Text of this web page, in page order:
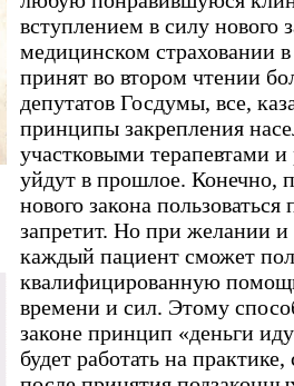
вступлением в силу нового
медицинском страховании
принят во втором чтении
депутатов Госдумы, все,
принципы закрепления
участковыми терапевтами
уйдут в прошлое. Конечно,
нового закона
запретит. Но при желании и
каждый пациент сможет
квалифицированную
времени и сил. Этому
законе принцип «деньги
будет работать на